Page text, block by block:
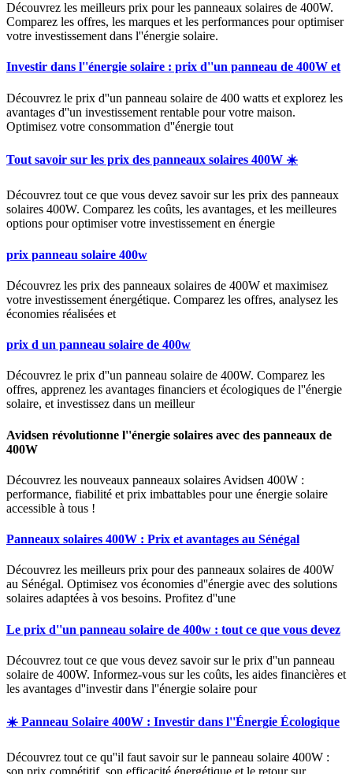
Découvrez les meilleurs prix pour les panneaux solaires de 400W.
Comparez les offres, les marques et les performances pour optimiser
votre investissement dans l''énergie solaire.
Investir dans l''énergie solaire : prix d''un panneau de 400W et
Découvrez le prix d''un panneau solaire de 400 watts et explorez les
avantages d''un investissement rentable pour votre maison.
Optimisez votre consommation d''énergie tout
Tout savoir sur les prix des panneaux solaires 400W ☀️
Découvrez tout ce que vous devez savoir sur les prix des panneaux
solaires 400W. Comparez les coûts, les avantages, et les meilleures
options pour optimiser votre investissement en énergie
prix panneau solaire 400w
Découvrez les prix des panneaux solaires de 400W et maximisez
votre investissement énergétique. Comparez les offres, analysez les
économies réalisées et
prix d un panneau solaire de 400w
Découvrez le prix d''un panneau solaire de 400W. Comparez les
offres, apprenez les avantages financiers et écologiques de l''énergie
solaire, et investissez dans un meilleur
Avidsen révolutionne l''énergie solaires avec des panneaux de
400W
Découvrez les nouveaux panneaux solaires Avidsen 400W :
performance, fiabilité et prix imbattables pour une énergie solaire
accessible à tous !
Panneaux solaires 400W : Prix et avantages au Sénégal
Découvrez les meilleurs prix pour des panneaux solaires de 400W
au Sénégal. Optimisez vos économies d''énergie avec des solutions
solaires adaptées à vos besoins. Profitez d''une
Le prix d''un panneau solaire de 400w : tout ce que vous devez
Découvrez tout ce que vous devez savoir sur le prix d''un panneau
solaire de 400W. Informez-vous sur les coûts, les aides financières et
les avantages d''investir dans l''énergie solaire pour
☀️ Panneau Solaire 400W : Investir dans l''Énergie Écologique
Découvrez tout ce qu''il faut savoir sur le panneau solaire 400W :